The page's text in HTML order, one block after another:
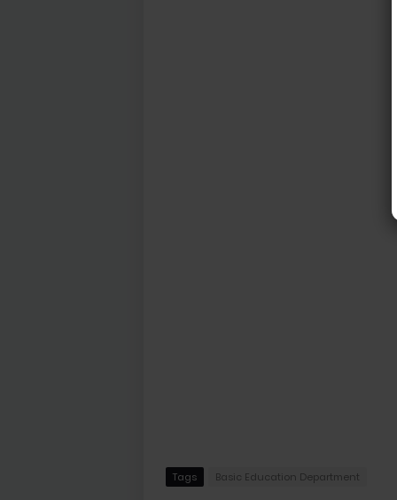
Tags Basic Education Department